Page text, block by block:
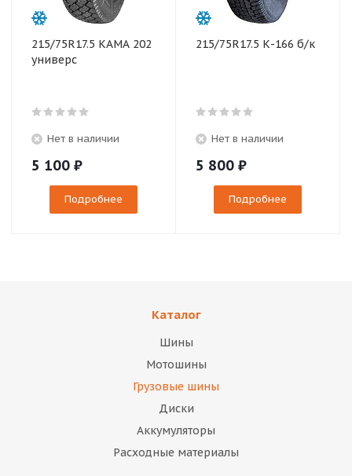
215/75R17.5 КАМА 202
универс
Нет в наличии
5 100 ₽
Подробнее
215/75R17.5 К-166 б/к
Нет в наличии
5 800 ₽
Подробнее
Каталог
Шины
Мотошины
Грузовые шины
Диски
Аккумуляторы
Расходные материалы